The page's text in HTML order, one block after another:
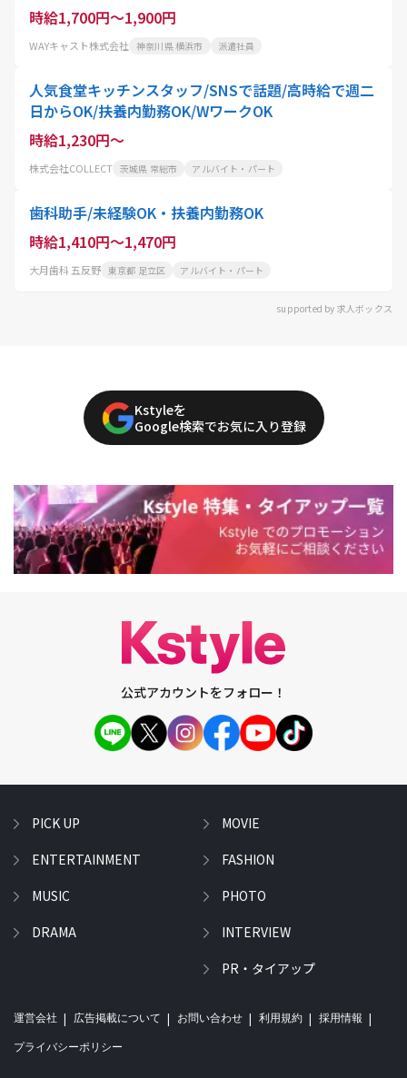
時給1,700円～1,900円
WAYキャスト株式会社 神奈川県 横浜市 派遣社員
人気食堂キッチンスタッフ/SNSで話題/高時給で週二
日からOK/扶養内勤務OK/WワークOK
時給1,230円～
株式会社COLLECT 茨城県 常総市 アルバイト・パート
歯科助手/未経験OK・扶養内勤務OK
時給1,410円～1,470円
大月歯科 五反野 東京都 足立区 アルバイト・パート
supported by 求人ボックス
Kstyleを
Google検索でお気に入り登録
公式アカウントをフォロー！
PICK UP
ENTERTAINMENT
MUSIC
DRAMA
MOVIE
FASHION
PHOTO
INTERVIEW
PR・タイアップ
運営会社 広告掲載について お問い合わせ 利用規約 採用情報
プライバシーポリシー